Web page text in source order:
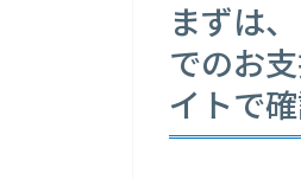
まずは
でのお
イトで